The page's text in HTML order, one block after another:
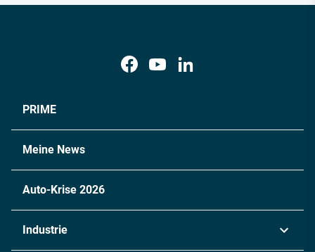
PRIME
Meine News
Auto-Krise 2026
Industrie